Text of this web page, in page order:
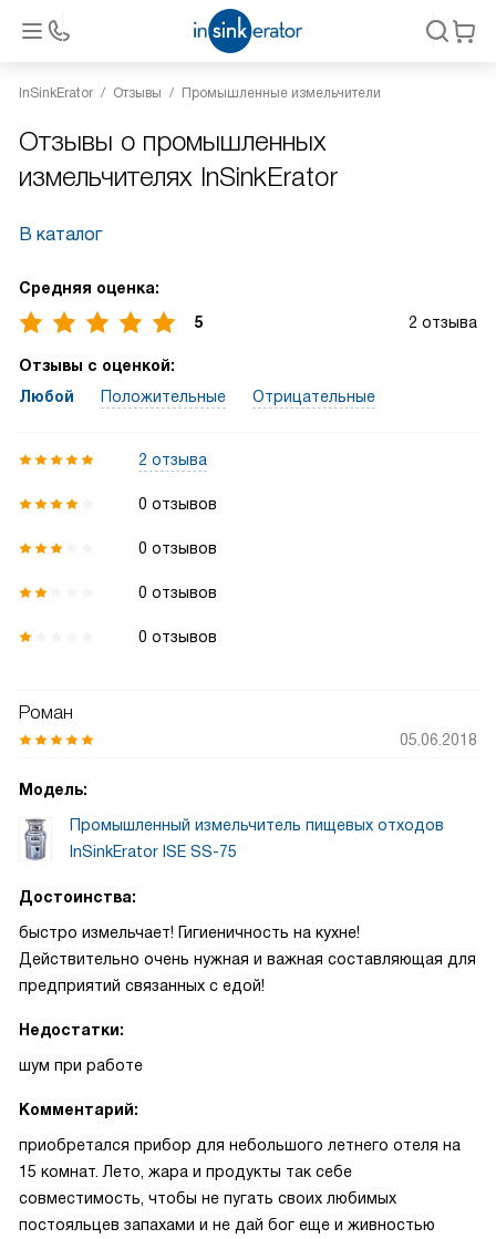
InSinkErator Отзывы Промышленные измельчители
Отзывы о промышленных
измельчителях InSinkErator
В каталог
Средняя оценка:
5
2 отзыва
Отзывы с оценкой:
Любой
Положительные Отрицательные
2 отзыва
0 отзывов
0 отзывов
0 отзывов
0 отзывов
Роман
05.06.2018
Модель:
Промышленный измельчитель пищевых отходов
InSinkErator ISE SS-75
Достоинства:
быстро измельчает! Гигиеничность на кухне!
Действительно очень нужная и важная составляющая для
предприятий связанных с едой!
Недостатки:
шум при работе
Комментарий:
приобретался прибор для небольшого летнего отеля на
15 комнат. Лето, жара и продукты так себе
совместимость, чтобы не пугать своих любимых
постояльцев запахами и не дай бог еще и живностью